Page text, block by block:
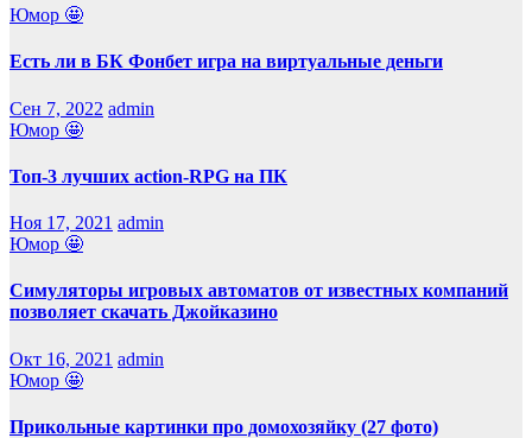
Юмор 🤩
Есть ли в БК Фонбет игра на виртуальные деньги
Сен 7, 2022 admin
Юмор 🤩
Топ-3 лучших action-RPG на ПК
Ноя 17, 2021 admin
Юмор 🤩
Симуляторы игровых автоматов от известных компаний
позволяет скачать Джойказино
Окт 16, 2021 admin
Юмор 🤩
Прикольные картинки про домохозяйку (27 фото)